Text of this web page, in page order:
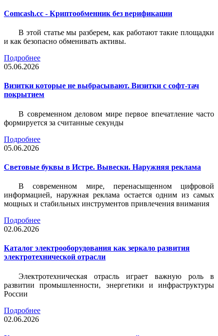
Comcash.cc - Криптообменник без верификации
В этой статье мы разберем, как работают такие площадки
и как безопасно обменивать активы.
Подробнее
05.06.2026
Визитки которые не выбрасывают. Визитки с софт-тач
покрытием
В современном деловом мире первое впечатление часто
формируется за считанные секунды
Подробнее
05.06.2026
Световые буквы в Истре. Вывески. Наружняя реклама
В современном мире, перенасыщенном цифровой
информацией, наружная реклама остается одним из самых
мощных и стабильных инструментов привлечения внимания
Подробнее
02.06.2026
Каталог электрооборудования как зеркало развития
электротехнической отрасли
Электротехническая отрасль играет важную роль в
развитии промышленности, энергетики и инфраструктуры
России
Подробнее
02.06.2026